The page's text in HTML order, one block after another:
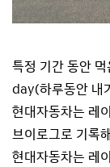
특정 기간 동안
day(하루동안 내
현대자동차는 레
브이로그로 기록
현대자동차는 레